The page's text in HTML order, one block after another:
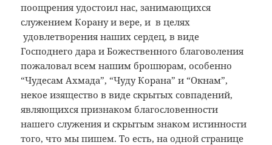
поощрения удостоил нас, занимающихся
служением Корану и вере, и в целях
удовлетворения наших сердец, в виде
Господнего дара и Божественного благоволения
пожаловал всем нашим брошюрам, особенно
“Чудесам Ахмада”, “Чуду Корана” и “Окнам”,
некое изящество в виде скрытых совпадений,
являющихся признаком благословенности
нашего служения и скрытым знаком истинности
того, что мы пишем. То есть, на одной странице